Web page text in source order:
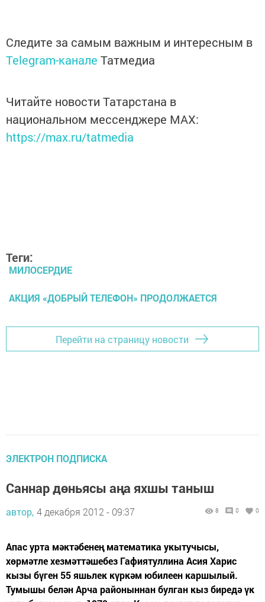
Следите за самым важным и интересным в
Telegram-канале Татмедиа
Читайте новости Татарстана в
национальном мессенджере MАХ:
https://max.ru/tatmedia
Теги:
МИЛОСЕРДИЕ
АКЦИЯ «ДОБРЫЙ ТЕЛЕФОН» ПРОДОЛЖАЕТСЯ
Перейти на страницу новости
ЭЛЕКТРОН ПОДПИСКА
Саннар дөньясы аңа яхшы таныш
автор, 4 декабря 2012 - 09:37 8 0 0
Апас урта мәктәбенең математика укытучысы,
хөрмәтле хезмәттәшебез Гафиятуллина Асия Харис
кызы бүген 55 яшьлек күркәм юбилеен каршылый.
Тумышы белән Арча районыннан булган кыз биредә үк